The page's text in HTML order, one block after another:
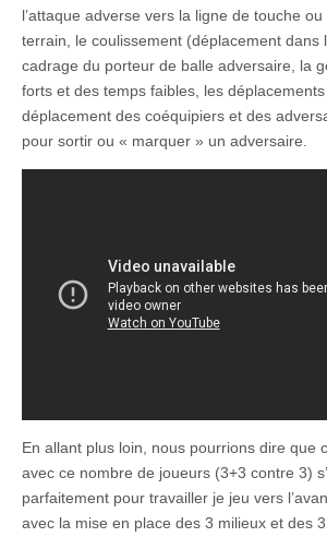
l’attaque adverse vers la ligne de touche
terrain, le coulissement (déplacement dans
cadrage du porteur de balle adversaire, la
forts et des temps faibles, les
déplacement des coéquipiers et des
pour sortir ou « marquer » un adversaire.
En allant plus loin, nous pourrions dire que
avec ce nombre de joueurs (3+3 contre 3)
parfaitement pour travailler je jeu vers
avec la mise en place des 3 milieux et des